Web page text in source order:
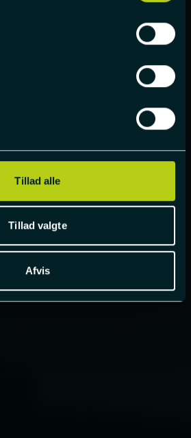
Tillad alle
Tillad valgte
Afvis